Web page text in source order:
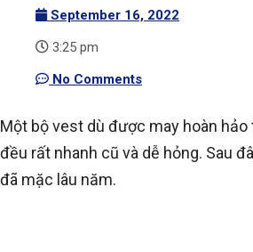
September 16, 2022
3:25 pm
No Comments
Một bộ vest dù được may hoàn
đều rất nhanh cũ và dễ hỏng. Sau
đã mặc lâu năm.